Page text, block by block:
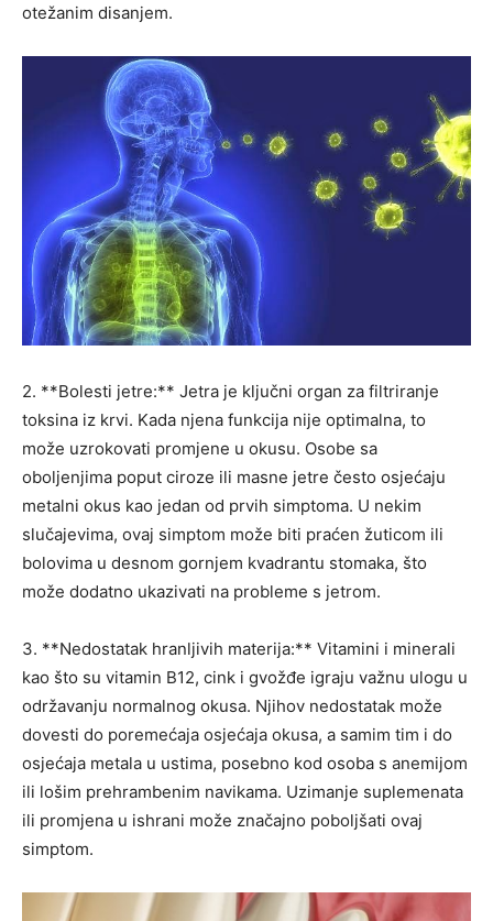
otežanim disanjem.
2. **Bolesti jetre:** Jetra je ključni organ za filtriranje
toksina iz krvi. Kada njena funkcija nije optimalna, to
može uzrokovati promjene u okusu. Osobe sa
oboljenjima poput ciroze ili masne jetre često osjećaju
metalni okus kao jedan od prvih simptoma. U nekim
slučajevima, ovaj simptom može biti praćen žuticom ili
bolovima u desnom gornjem kvadrantu stomaka, što
može dodatno ukazivati na probleme s jetrom.
3. **Nedostatak hranljivih materija:** Vitamini i minerali
kao što su vitamin B12, cink i gvožđe igraju važnu ulogu u
održavanju normalnog okusa. Njihov nedostatak može
dovesti do poremećaja osjećaja okusa, a samim tim i do
osjećaja metala u ustima, posebno kod osoba s anemijom
ili lošim prehrambenim navikama. Uzimanje suplemenata
ili promjena u ishrani može značajno poboljšati ovaj
simptom.